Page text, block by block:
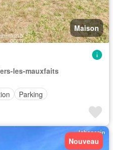
Maison
les-mauxfaits
Parking
Nouveau